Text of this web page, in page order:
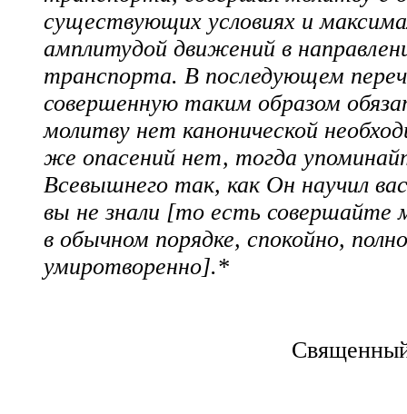
существующих условиях и
амплитудой движений в
транспорта. В последующем
совершенную таким образом
молитву нет канонической
же опасений нет, тогда
Всевышнего так, как Он научил
вы не знали [то есть совершайте
в обычном порядке, спокойно,
умиротворенно].*